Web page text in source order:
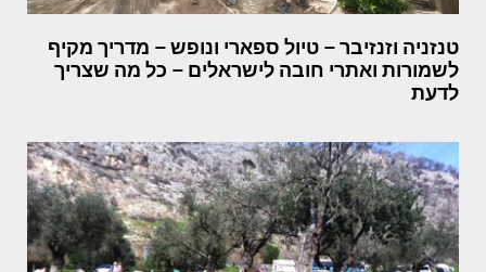
טנזניה וזנזיבר – טיול ספארי ונופש – מדריך מקיף
לשמורות ואתרי חובה לישראלים – כל מה שצריך
לדעת